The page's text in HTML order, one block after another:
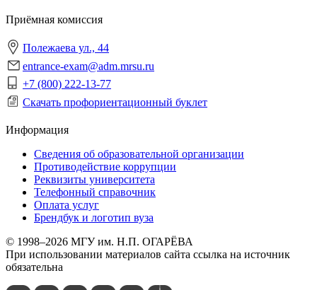
Приёмная комиссия
Полежаева ул., 44
entrance-exam@adm.mrsu.ru
+7 (800) 222-13-77
Скачать профориентационный буклет
Информация
Сведения об образовательной организации
Противодействие коррупции
Реквизиты университета
Телефонный справочник
Оплата услуг
Брендбук и логотип вуза
© 1998–2026 МГУ им. Н.П. ОГАРЁВА
При использовании материалов сайта ссылка на источник
обязательна